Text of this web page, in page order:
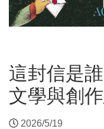
這封信是
文學與創
2026/5/19